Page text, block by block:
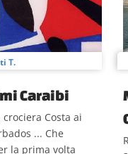
T.
Caraibi
Costa ai
... Che
la prima volta